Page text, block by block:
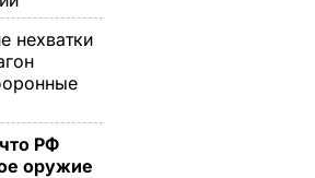
нехватки
РФ
оружие